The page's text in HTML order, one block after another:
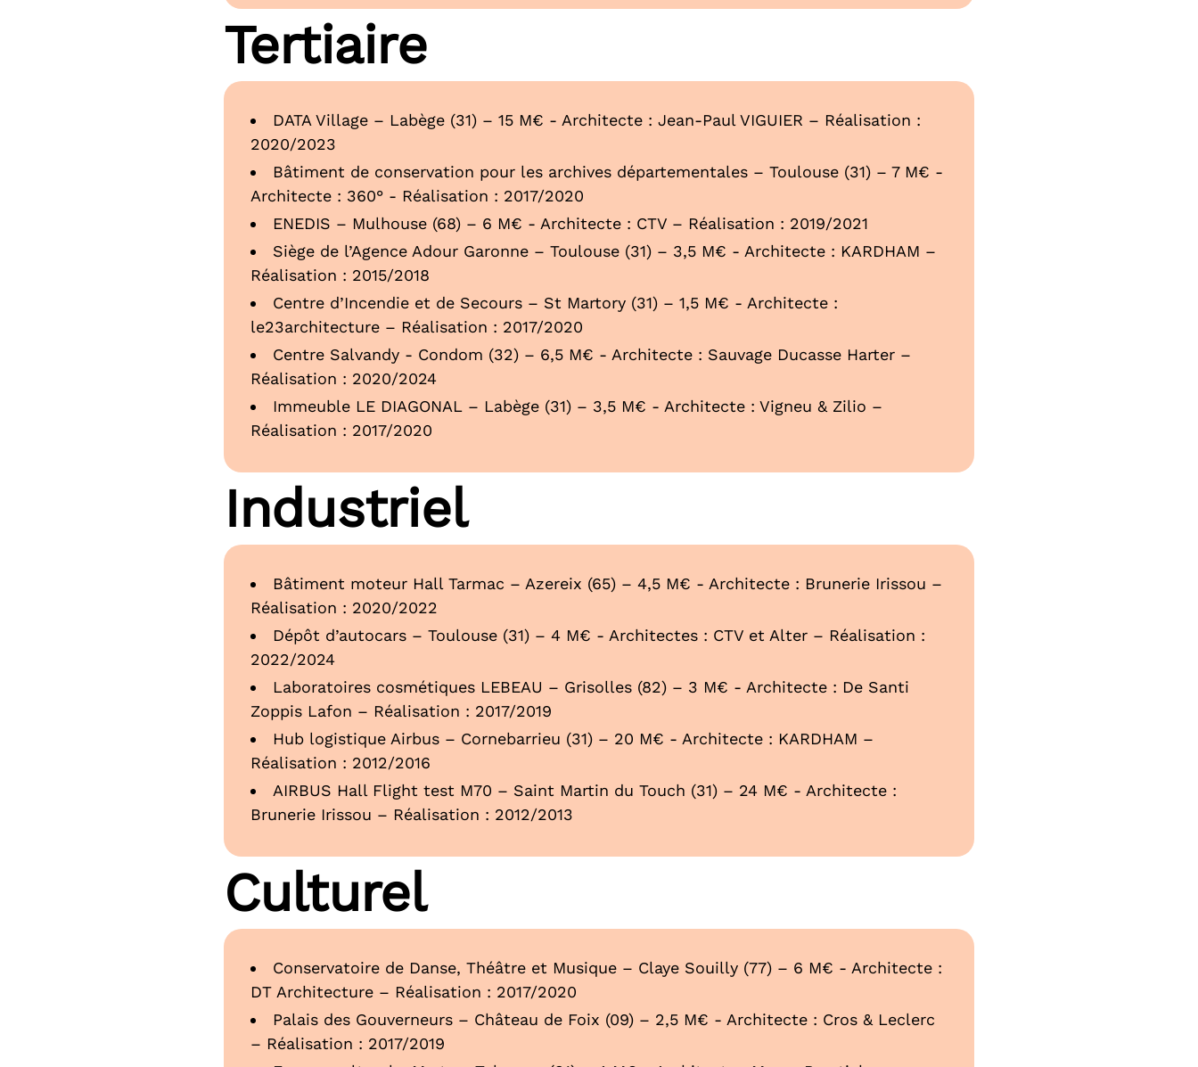
Tertiaire
DATA Village – Labège (31) – 15 M€ - Architecte : Jean-Paul VIGUIER – Réalisation :
2020/2023
Bâtiment de conservation pour les archives départementales – Toulouse (31) – 7 M€ -
Architecte : 360° - Réalisation : 2017/2020
ENEDIS – Mulhouse (68) – 6 M€ - Architecte : CTV – Réalisation : 2019/2021
Siège de l’Agence Adour Garonne – Toulouse (31) – 3,5 M€ - Architecte : KARDHAM –
Réalisation : 2015/2018
Centre d’Incendie et de Secours – St Martory (31) – 1,5 M€ - Architecte :
le23architecture – Réalisation : 2017/2020
Centre Salvandy - Condom (32) – 6,5 M€ - Architecte : Sauvage Ducasse Harter –
Réalisation : 2020/2024
Immeuble LE DIAGONAL – Labège (31) – 3,5 M€ - Architecte : Vigneu & Zilio –
Réalisation : 2017/2020
Industriel
Bâtiment moteur Hall Tarmac – Azereix (65) – 4,5 M€ - Architecte : Brunerie Irissou –
Réalisation : 2020/2022
Dépôt d’autocars – Toulouse (31) – 4 M€ - Architectes : CTV et Alter – Réalisation :
2022/2024
Laboratoires cosmétiques LEBEAU – Grisolles (82) – 3 M€ - Architecte : De Santi
Zoppis Lafon – Réalisation : 2017/2019
Hub logistique Airbus – Cornebarrieu (31) – 20 M€ - Architecte : KARDHAM –
Réalisation : 2012/2016
AIRBUS Hall Flight test M70 – Saint Martin du Touch (31) – 24 M€ - Architecte :
Brunerie Irissou – Réalisation : 2012/2013
Culturel
Conservatoire de Danse, Théâtre et Musique – Claye Souilly (77) – 6 M€ - Architecte :
DT Architecture – Réalisation : 2017/2020
Palais des Gouverneurs – Château de Foix (09) – 2,5 M€ - Architecte : Cros & Leclerc
– Réalisation : 2017/2019